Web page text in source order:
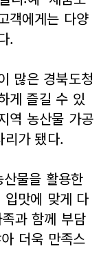
객에게는 다양
.
많은 경북도청
게 즐길 수 있
역 농산물 가공
리가 됐다.
물을 활용한
맛에 맞게 다
과 함께 부담
더욱 만족스